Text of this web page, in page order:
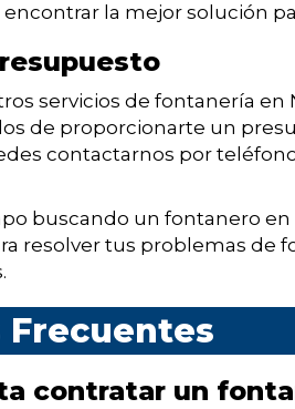
la mejor solución
servicios de fontanería
de proporcionarte un
contactarnos por
buscando un fontanero
resolver tus problemas de
contratar un